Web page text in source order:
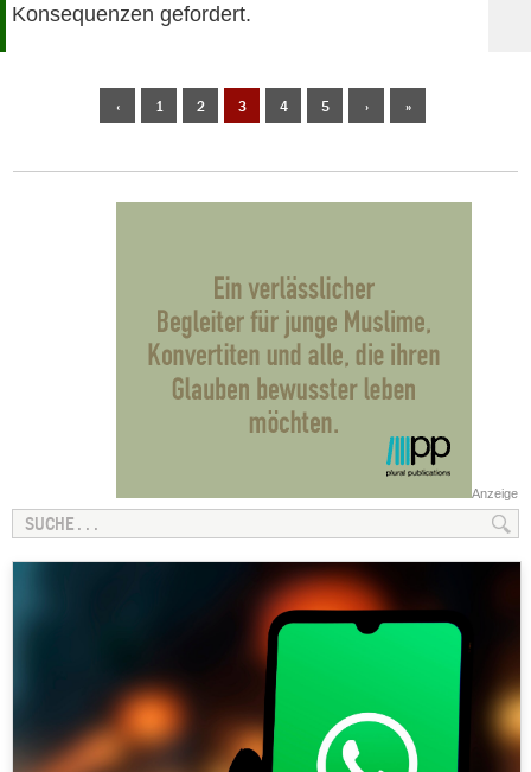
Konsequenzen gefordert.
‹ 1 2 3 4 5 › »
Anzeige